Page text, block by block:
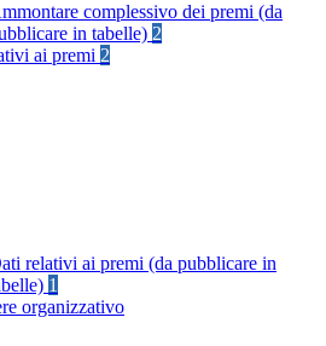
complessivo dei premi (da
in tabelle) 2
ai premi 2
relativi ai premi (da pubblicare in
1
organizzativo